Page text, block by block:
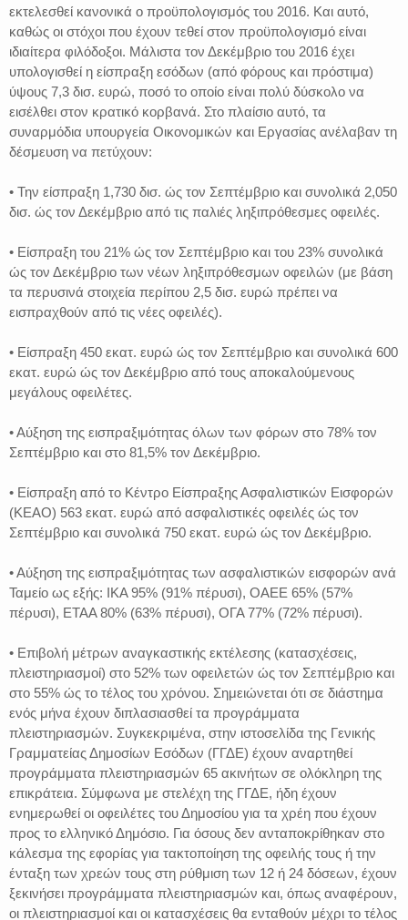
εκτελεσθεί κανονικά ο προϋπολογισμός του 2016. Και αυτό,
καθώς οι στόχοι που έχουν τεθεί στον προϋπολογισμό είναι
ιδιαίτερα φιλόδοξοι. Μάλιστα τον Δεκέμβριο του 2016 έχει
υπολογισθεί η είσπραξη εσόδων (από φόρους και πρόστιμα)
ύψους 7,3 δισ. ευρώ, ποσό το οποίο είναι πολύ δύσκολο να
εισέλθει στον κρατικό κορβανά. Στο πλαίσιο αυτό, τα
συναρμόδια υπουργεία Οικονομικών και Εργασίας ανέλαβαν τη
δέσμευση να πετύχουν:
• Την είσπραξη 1,730 δισ. ώς τον Σεπτέμβριο και συνολικά 2,050
δισ. ώς τον Δεκέμβριο από τις παλιές ληξιπρόθεσμες οφειλές.
• Είσπραξη του 21% ώς τον Σεπτέμβριο και του 23% συνολικά
ώς τον Δεκέμβριο των νέων ληξιπρόθεσμων οφειλών (με βάση
τα περυσινά στοιχεία περίπου 2,5 δισ. ευρώ πρέπει να
εισπραχθούν από τις νέες οφειλές).
• Είσπραξη 450 εκατ. ευρώ ώς τον Σεπτέμβριο και συνολικά 600
εκατ. ευρώ ώς τον Δεκέμβριο από τους αποκαλούμενους
μεγάλους οφειλέτες.
• Αύξηση της εισπραξιμότητας όλων των φόρων στο 78% τον
Σεπτέμβριο και στο 81,5% τον Δεκέμβριο.
• Είσπραξη από το Κέντρο Είσπραξης Ασφαλιστικών Εισφορών
(ΚΕΑΟ) 563 εκατ. ευρώ από ασφαλιστικές οφειλές ώς τον
Σεπτέμβριο και συνολικά 750 εκατ. ευρώ ώς τον Δεκέμβριο.
• Αύξηση της εισπραξιμότητας των ασφαλιστικών εισφορών ανά
Ταμείο ως εξής: ΙΚΑ 95% (91% πέρυσι), ΟΑΕΕ 65% (57%
πέρυσι), ΕΤΑΑ 80% (63% πέρυσι), ΟΓΑ 77% (72% πέρυσι).
• Επιβολή μέτρων αναγκαστικής εκτέλεσης (κατασχέσεις,
πλειστηριασμοί) στο 52% των οφειλετών ώς τον Σεπτέμβριο και
στο 55% ώς το τέλος του χρόνου. Σημειώνεται ότι σε διάστημα
ενός μήνα έχουν διπλασιασθεί τα προγράμματα
πλειστηριασμών. Συγκεκριμένα, στην ιστοσελίδα της Γενικής
Γραμματείας Δημοσίων Εσόδων (ΓΓΔΕ) έχουν αναρτηθεί
προγράμματα πλειστηριασμών 65 ακινήτων σε ολόκληρη της
επικράτεια. Σύμφωνα με στελέχη της ΓΓΔΕ, ήδη έχουν
ενημερωθεί οι οφειλέτες του Δημοσίου για τα χρέη που έχουν
προς το ελληνικό Δημόσιο. Για όσους δεν ανταποκρίθηκαν στο
κάλεσμα της εφορίας για τακτοποίηση της οφειλής τους ή την
ένταξη των χρεών τους στη ρύθμιση των 12 ή 24 δόσεων, έχουν
ξεκινήσει προγράμματα πλειστηριασμών και, όπως αναφέρουν,
οι πλειστηριασμοί και οι κατασχέσεις θα ενταθούν μέχρι το τέλος